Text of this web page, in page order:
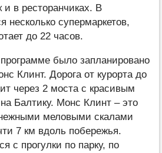
и в ресторанчиках. В
несколько супермаркетов,
до 22 часов.
было запланировано
Клинт. Дорога от курорта до
через 2 моста с красивым
Балтику. Монс Клинт – это
меловыми скалами
7 км вдоль побережья.
с прогулки по парку, по